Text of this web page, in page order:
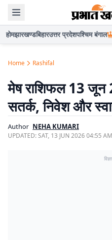
होमझारखण्डबिहारउत्तर प्रदेशपश्चिम बंगाल
Home Rashifal
मेष राशिफल 13
सतर्क, निवेश और
Author NEHA KUMARI
UPDATED:SAT, 13 JUN 2026 04:55